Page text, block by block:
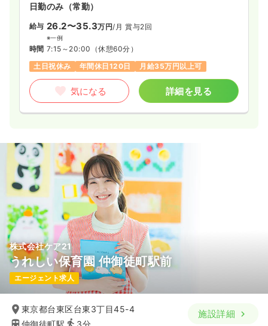
日勤のみ（常勤）
給与 26.2〜35.3万円/月 賞与2回
※一例
時間 7:15～20:00 （休憩60分）
土日祝休み
年間休日120日 月給35万円以上可
気になる 詳細を見る
株式会社ケア21
うれしい保育園 仲御徒町駅前
エージェント求人
東京都台東区台東3丁目45-4
仲御徒町駅
3分
施設詳細